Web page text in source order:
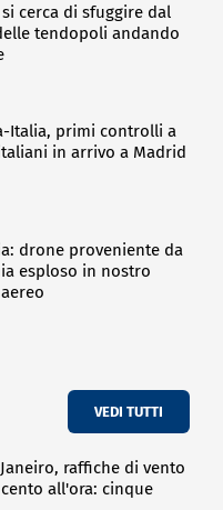
si cerca di sfuggire dal
tendopoli andando
Italia, primi controlli a
in arrivo a Madrid
drone proveniente da
esploso in nostro
VEDI TUTTI
raffiche di vento
all'ora: cinque